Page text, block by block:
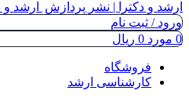
ورود / ثبت نام
0 مورد 0 ریال
فروشگاه
کارشناسی ارشد